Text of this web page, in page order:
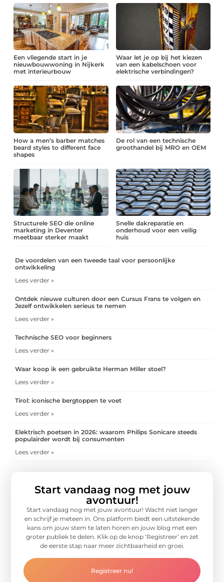
Een vliegende start in je
nieuwbouwwoning in Nijkerk
met interieurbouw
Waar let je op bij het kiezen
van een kabelschoen voor
elektrische verbindingen?
How a men’s barber matches
beard styles to different face
shapes
De rol van een technische
groothandel bij MRO en OEM
Structurele SEO die online
marketing in Deventer
meetbaar sterker maakt
Snelle dakreparatie en
onderhoud voor een veilig
huis
De voordelen van een tweede taal voor persoonlijke
ontwikkeling
Lees verder »
Ontdek nieuwe culturen door een Cursus Frans te volgen en
Jezelf ontwikkelen serieus te nemen
Lees verder »
Technische SEO voor beginners
Lees verder »
Waar koop ik een gebruikte Herman Miller stoel?
Lees verder »
Tirol: iconische bergtoppen te voet
Lees verder »
Elektrisch poetsen in 2026: waarom Philips Sonicare steeds
populairder wordt bij consumenten
Lees verder »
Start vandaag nog met jouw
avontuur!
Start vandaag nog met jouw avontuur! Wacht niet langer
en schrijf je meteen in. Ons platform biedt een uitstekende
kans om jouw stem te laten horen en jouw blog met een
groter publiek te delen. Klik op de knop ‘Registreer’ en zet
de eerste stap naar meer zichtbaarheid en groei.
Registreer nu!